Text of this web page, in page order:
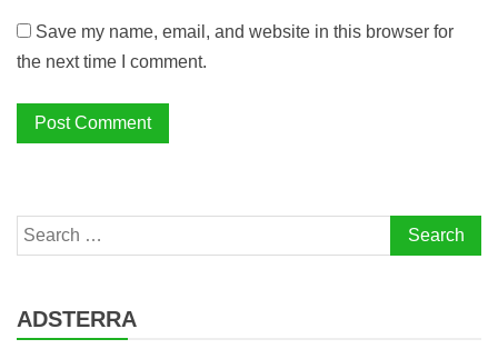
Save my name, email, and website in this browser for
the next time I comment.
Search
for:
ADSTERRA